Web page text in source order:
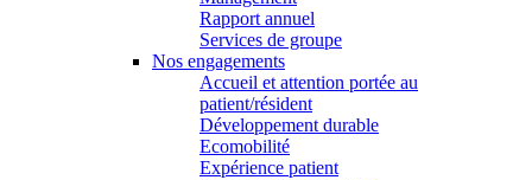
Rapport annuel
Services de groupe
Nos engagements
Accueil et attention portée au
patient/résident
Développement durable
Ecomobilité
Expérience patient